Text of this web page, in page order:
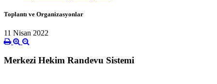
Toplantı ve Organizasyonlar
11 Nisan 2022
Merkezi Hekim Randevu Sistemi